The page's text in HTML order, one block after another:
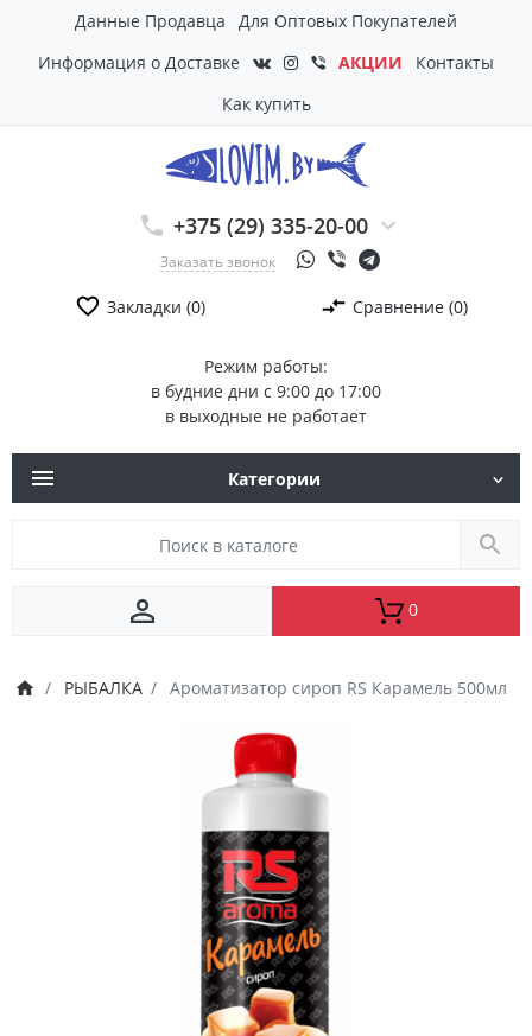
Данные Продавца
Для Оптовых Покупателей
Информация о Доставке
АКЦИИ
Контакты
Как купить
+375 (29) 335-20-00
Заказать звонок
Режим работы:
в будние дни с 9:00 до 17:00
в выходные не работает
Закладки (0) Сравнение (0)
Категории
0
РЫБАЛКА Ароматизатор сироп RS Карамель 500мл